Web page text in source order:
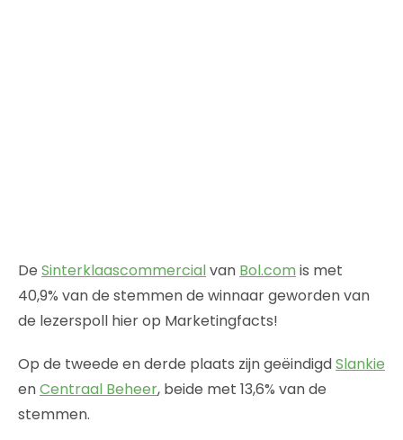
De Sinterklaascommercialvan Bol.com is met
40,9% van de stemmen de winnaar geworden van
de lezerspoll hier op Marketingfacts!
Op de tweede en derde plaats zijn geëindigdSlankie
enCentraal Beheer, beide met 13,6% van de
stemmen.